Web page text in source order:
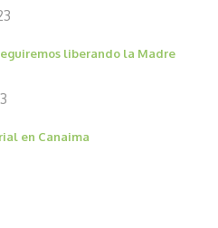
liberando la Madre
en Canaima